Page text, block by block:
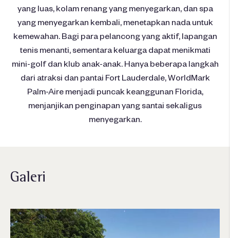
yang luas, kolam renang yang menyegarkan, dan spa
yang menyegarkan kembali, menetapkan nada untuk
kemewahan. Bagi para pelancong yang aktif, lapangan
tenis menanti, sementara keluarga dapat menikmati
mini-golf dan klub anak-anak. Hanya beberapa langkah
dari atraksi dan pantai Fort Lauderdale, WorldMark
Palm-Aire menjadi puncak keanggunan Florida,
menjanjikan penginapan yang santai sekaligus
menyegarkan.
Galeri